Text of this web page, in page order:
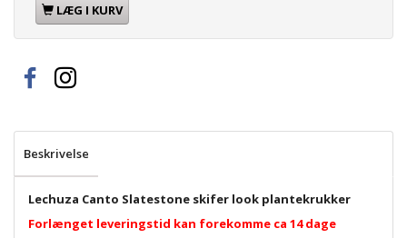
LÆG I KURV
Beskrivelse
Lechuza Canto Slatestone skifer look plantekrukker
Forlænget leveringstid kan forekomme ca 14 dage